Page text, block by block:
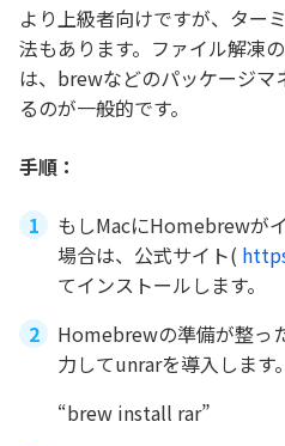
より上級者向けですが、ター
法もあります。ファイル解凍
は、brewなどのパッケージマ
るのが一般的です。
手順：
もしMacにHomebrewが
場合は、公式サイト(
てインストールします。
Homebrewの準備が整っ
力してunrarを導入します。
“brew install rar”